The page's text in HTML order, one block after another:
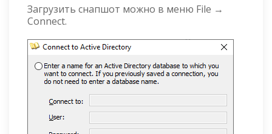
Загрузить снапшот можно в меню File →
Connect.